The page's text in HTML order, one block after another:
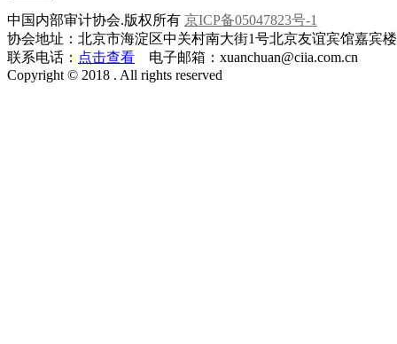
中国内部审计协会.版权所有 京ICP备05047823号-1
协会地址：北京市海淀区中关村南大街1号北京友谊宾馆嘉宾
联系电话： 点击查看 电子邮箱：xuanchuan@ciia.com.cn
Copyright © 2018 . All rights reserved